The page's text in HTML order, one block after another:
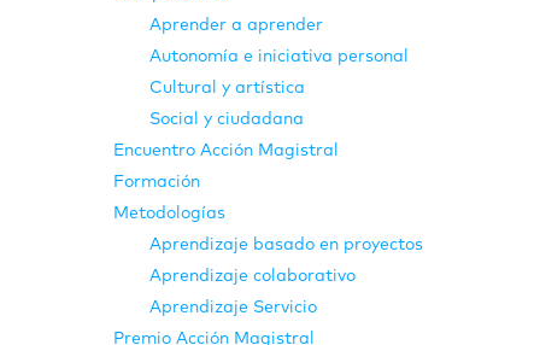
Aprender a aprender
Autonomía e iniciativa personal
Cultural y artística
Social y ciudadana
Encuentro Acción Magistral
Formación
Metodologías
Aprendizaje basado en proyectos
Aprendizaje colaborativo
Aprendizaje Servicio
Premio Acción Magistral